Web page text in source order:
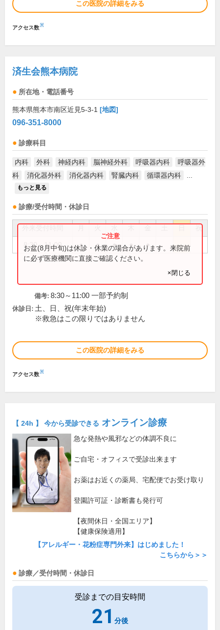
この医院の詳細をみる
アクセス数※
済生会熊本病院
所在地・電話番号
熊本県熊本市南区近見5-3-1 [地図]
096-351-8000
診療科目
内科 外科 神経内科 脳神経外科 呼吸器内科
呼吸器外
科
消化器外科 消化器内科 腎臓内科 循環器内科
もっと見る
診療/受付時間・休診日
祝
8:30～11:00 ● ● ● ● ●
お盆(8月中旬)は休診・休業の場合があります。来院前
に必ず医療機関に直接ご確認ください。
×閉じる
備考: 8:30～11:00 一部予約制
休診日: 土、日、祝(年末年始)
※救急はこの限りではありません
この医院の詳細をみる
アクセス数※
【 24h 】 今から受診できる オンライン診療
急な発熱や風邪などの体調不良に
ご自宅・オフィスで受診出来ます
お薬はお近くの薬局、宅配便でお受け取り
登園許可証・診断書も発行可
【夜間休日・全国エリア】
【健康保険適用】
【アレルギー・花粉症専門外来】はじめました！
こちらから＞＞
診療／受付時間・休診日
受診までの目安時間
21 分後